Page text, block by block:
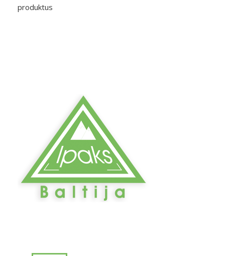
produktus